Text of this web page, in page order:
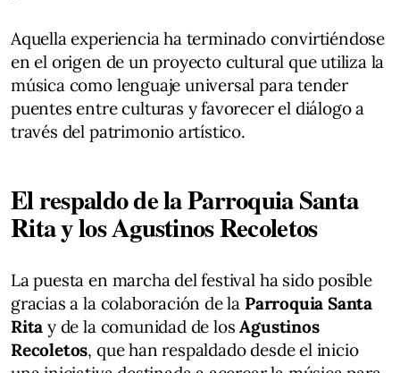
Aquella experiencia ha terminado convirtiéndose
en el origen de un proyecto cultural que utiliza la
música como lenguaje universal para tender
puentes entre culturas y favorecer el diálogo a
través del patrimonio artístico.
El respaldo de la Parroquia Santa
Rita y los Agustinos Recoletos
La puesta en marcha del festival ha sido posible
gracias a la colaboración de la Parroquia Santa
Rita y de la comunidad de losAgustinos
Recoletos, que han respaldado desde el inicio